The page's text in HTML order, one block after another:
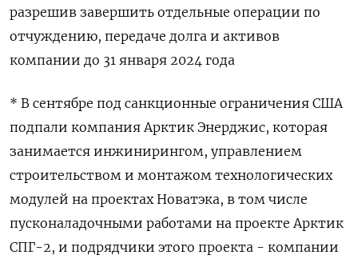
разрешив завершить отдельные операции по
отчуждению, передаче долга и активов
компании до 31 января 2024 года
* В сентябре под санкционные ограничения США
подпали компания Арктик Энерджис, которая
занимается инжинирингом, управлением
строительством и монтажом технологических
модулей на проектах Новатэка, в том числе
пусконаладочными работами на проекте Арктик
СПГ-2, и подрядчики этого проекта - компании